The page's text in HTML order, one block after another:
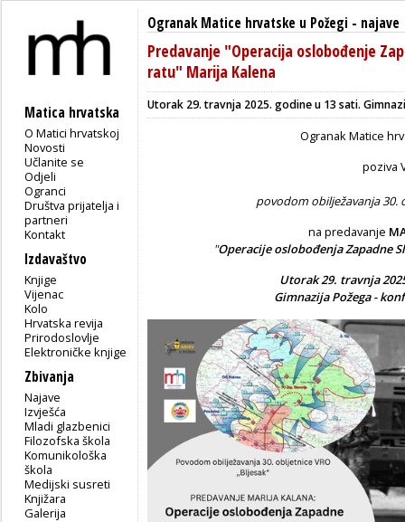
Matica hrvatska
O Matici hrvatskoj
Novosti
Učlanite se
Odjeli
Ogranci
Društva prijatelja i
partneri
Kontakt
Izdavaštvo
Knjige
Vijenac
Kolo
Hrvatska revija
Prirodoslovlje
Elektroničke knjige
Zbivanja
Najave
Izvješća
Mladi glazbenici
Filozofska škola
Komunikološka
škola
Medijski susreti
Knjižara
Galerija
Ogranak Matice hrvatske u Požegi - najave
Predavanje "Operacija oslobođenje
ratu" Marija Kalena
Utorak 29. travnja 2025. godine u 13 sati.
Ogranak Matice
poziva
povodom obilježavanja 30.
na predavanje
"Operacije oslobođenja Zapadne
Utorak 29. travnja
Gimnazija Požega -